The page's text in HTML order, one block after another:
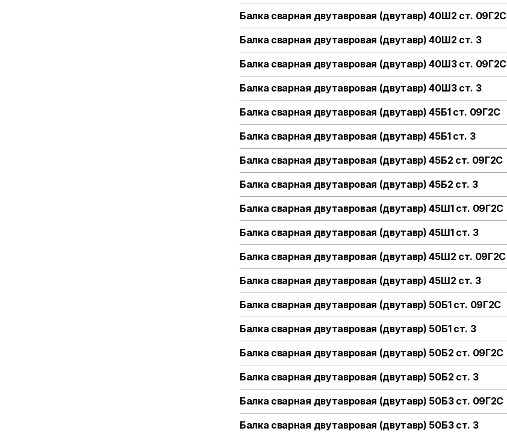
Балка сварная двутавровая (двутавр) 40Ш2 ст. 09Г2С
Балка сварная двутавровая (двутавр) 40Ш2 ст. 3
Балка сварная двутавровая (двутавр) 40Ш3 ст. 09Г2С
Балка сварная двутавровая (двутавр) 40Ш3 ст. 3
Балка сварная двутавровая (двутавр) 45Б1 ст. 09Г2С
Балка сварная двутавровая (двутавр) 45Б1 ст. 3
Балка сварная двутавровая (двутавр) 45Б2 ст. 09Г2С
Балка сварная двутавровая (двутавр) 45Б2 ст. 3
Балка сварная двутавровая (двутавр) 45Ш1 ст. 09Г2С
Балка сварная двутавровая (двутавр) 45Ш1 ст. 3
Балка сварная двутавровая (двутавр) 45Ш2 ст. 09Г2С
Балка сварная двутавровая (двутавр) 45Ш2 ст. 3
Балка сварная двутавровая (двутавр) 50Б1 ст. 09Г2С
Балка сварная двутавровая (двутавр) 50Б1 ст. 3
Балка сварная двутавровая (двутавр) 50Б2 ст. 09Г2С
Балка сварная двутавровая (двутавр) 50Б2 ст. 3
Балка сварная двутавровая (двутавр) 50Б3 ст. 09Г2С
Балка сварная двутавровая (двутавр) 50Б3 ст. 3